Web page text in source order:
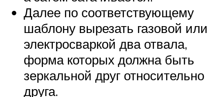
Далее по соответствующему
шаблону вырезать газовой или
электросваркой два отвала,
форма которых должна быть
зеркальной друг относительно
друга.